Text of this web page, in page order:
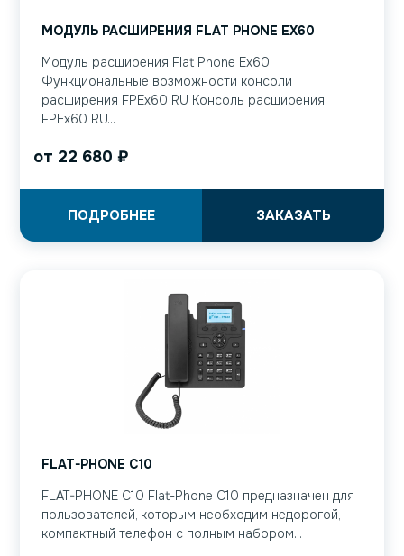
МОДУЛЬ РАСШИРЕНИЯ FLAT PHONE EХ60
Модуль расширения Flat Phone Eх60
Функциональные возможности консоли
расширения FPEx60 RU Консоль расширения
FPEx60 RU...
от 22 680 ₽
ЗАКАЗАТЬ
ПОДРОБНЕЕ
FLAT-PHONE C10
FLAT-PHONE C10 Flat-Phone С10 предназначен для
пользователей, которым необходим недорогой,
компактный телефон с полным набором...